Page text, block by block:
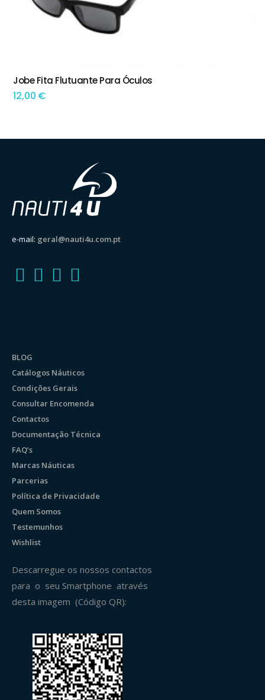
ADICIONAR
Jobe Fita Flutuante Para Óculos
12,00 €
e-mail: geral@nauti4u.com.pt
BLOG
Catálogos Náuticos
Condições Gerais
Consultar Encomenda
Contactos
Documentação Técnica
FAQ’s
Marcas Náuticas
Parcerias
Política de Privacidade
Quem Somos
Testemunhos
Wishlist
Descarregue os nossos contactos
para o seu Smartphone através
desta imagem (Código QR):